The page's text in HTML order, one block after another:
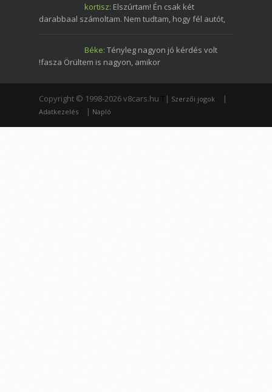
kortisz: Elszúrtam! Én csak két
darabbaal számoltam. Nem tudtam, hogy fél autót,
Béke: Tényleg nagyon jó kérdés volt
!fasza Örültem is nagyon, amikor
Copyright © 1998-2026 v8cars.hu | Szerzői jogok |
Adatkezelés | Napló